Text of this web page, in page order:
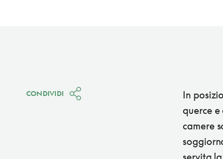
In
querce e
camere
servita
CONDIVIDI